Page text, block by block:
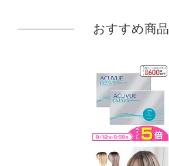
おすすめ商品